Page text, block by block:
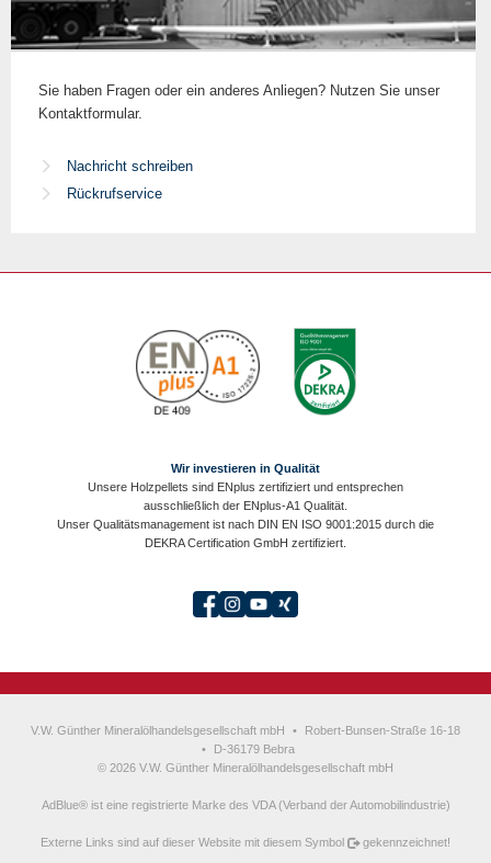
Sie haben Fragen oder ein anderes Anliegen? Nutzen Sie unser
Kontaktformular.
Nachricht schreiben
Rückrufservice
Wir investieren in Qualität
Unsere Holzpellets sind ENplus zertifiziert und entsprechen
ausschließlich der ENplus-A1 Qualität.
Unser Qualitätsmanagement ist nach DIN EN ISO 9001:2015 durch die
DEKRA Certification GmbH zertifiziert.
V.W. Günther Mineralölhandelsgesellschaft mbH •
Robert-Bunsen-Straße 16-18
•
D-36179 Bebra
© 2026 V.W. Günther Mineralölhandelsgesellschaft mbH
AdBlue® ist eine registrierte Marke des VDA (Verband der Automobilindustrie)
Externe Links sind auf dieser Website mit diesem Symbol gekennzeichnet!